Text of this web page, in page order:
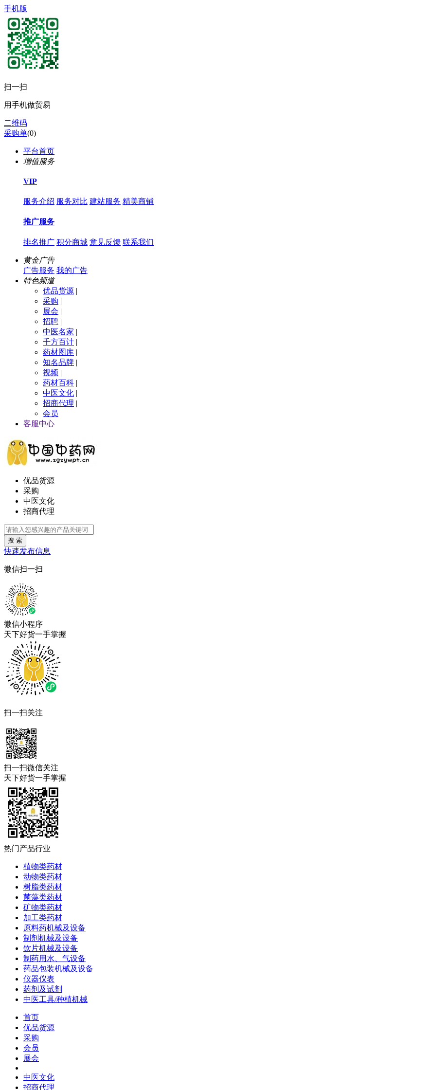
手机版
扫一扫
用手机做贸易
二维码
采购单(0)
平台首页
增值服务
VIP
服务介绍 服务对比 建站服务 精美商铺
推广服务
排名推广 积分商城 意见反馈 联系我们
黄金广告
广告服务 我的广告
特色频道
优品货源 |
采购 |
展会 |
招聘 |
中医名家 |
千方百计 |
药材图库 |
知名品牌 |
视频 |
药材百科 |
中医文化 |
招商代理 |
会员
客服中心
优品货源
采购
中医文化
招商代理
搜 索
快速发布信息
微信扫一扫
微信小程序
天下好货一手掌握
扫一扫关注
扫一扫微信关注
天下好货一手掌握
热门产品行业
植物类药材
动物类药材
树脂类药材
菌藻类药材
矿物类药材
加工类药材
原料药机械及设备
制剂机械及设备
饮片机械及设备
制药用水、气设备
药品包装机械及设备
仪器仪表
药剂及试剂
中医工具/种植机械
首页
优品货源
采购
会员
展会
中医文化
招商代理